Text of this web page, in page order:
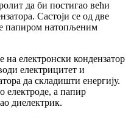
да би постигао већи
Састоји се од две
папиром натопљеним
електронски кондензатор
електрицитет и
да складишти енергију.
електроде, а папир
диелектрик.